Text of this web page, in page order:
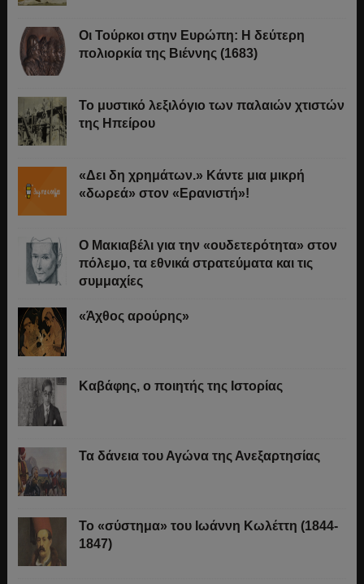
Οι Τούρκοι στην Ευρώπη: Η δεύτερη
πολιορκία της Βιέννης (1683)
Το μυστικό λεξιλόγιο των παλαιών χτιστών
της Ηπείρου
«Δει δη χρημάτων.» Κάντε μια μικρή
«δωρεά» στον «Ερανιστή»!
O Μακιαβέλι για την «ουδετερότητα» στον
πόλεμο, τα εθνικά στρατεύματα και τις
συμμαχίες
«Άχθος αρούρης»
Καβάφης, ο ποιητής της Ιστορίας
Τα δάνεια του Αγώνα της Ανεξαρτησίας
Το «σύστημα» του Ιωάννη Κωλέττη (1844-
1847)